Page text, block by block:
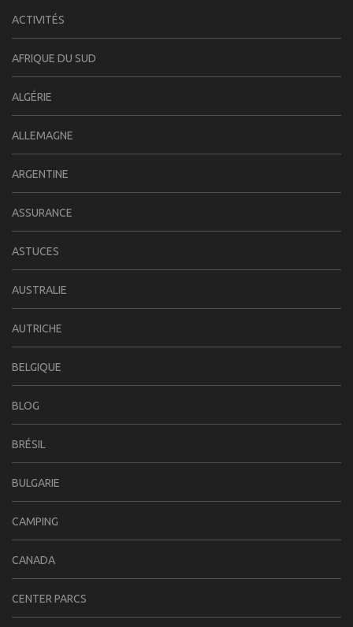
ACTIVITÉS
AFRIQUE DU SUD
ALGÉRIE
ALLEMAGNE
ARGENTINE
ASSURANCE
ASTUCES
AUSTRALIE
AUTRICHE
BELGIQUE
BLOG
BRÉSIL
BULGARIE
CAMPING
CANADA
CENTER PARCS